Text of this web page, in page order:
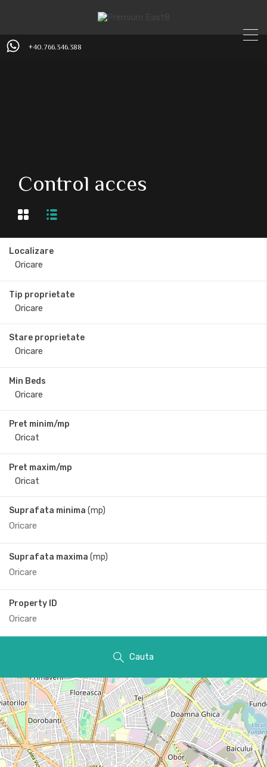
+40.766.346.388
Control acces
Localizare
Tip proprietate
Stare proprietate
Min Beds
Pret minim/mp
Pret maxim/mp
Suprafata minima (mp)
Suprafata maxima (mp)
Property ID
Cauta